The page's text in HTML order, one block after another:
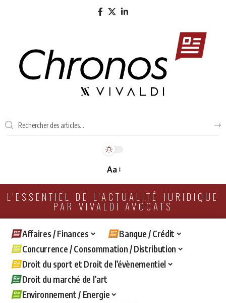
Aa
L'ESSENTIEL DE L'ACTUALITÉ JURIDIQUE
PAR VIVALDI AVOCATS
Affaires / Finances
Banque / Crédit
Concurrence / Consommation / Distribution
Droit du sport et Droit de l’évènementiel
Droit du marché de l’art
Environnement / Energie